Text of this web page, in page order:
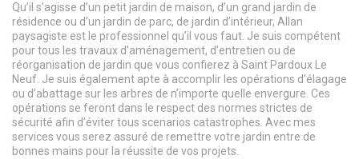
Qu’il s’agisse d’un petit jardin de maison, d’un grand jardin de
résidence ou d’un jardin de parc, de jardin d’intérieur, Allan
paysagiste est le professionnel qu’il vous faut. Je suis compétent
pour tous les travaux d’aménagement, d’entretien ou de
réorganisation de jardin que vous confierez à Saint Pardoux Le
Neuf. Je suis également apte à accomplir les opérations d’élagage
ou d’abattage sur les arbres de n’importe quelle envergure. Ces
opérations se feront dans le respect des normes strictes de
sécurité afin d’éviter tous scenarios catastrophes. Avec mes
services vous serez assuré de remettre votre jardin entre de
bonnes mains pour la réussite de vos projets.